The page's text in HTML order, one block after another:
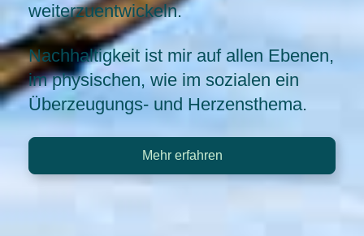
weiterzuentwickeln.
Nachhaltigkeit ist mir auf allen Ebenen,
im physischen, wie im sozialen ein
Überzeugungs- und Herzensthema.
Mehr erfahren